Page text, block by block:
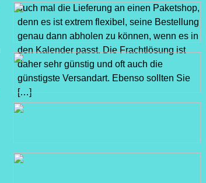
auch mal die Lieferung an einen Paketshop,
denn es ist extrem flexibel, seine Bestellung
genau dann abholen zu können, wenn es in
den Kalender passt. Die Frachtlösung ist
daher sehr günstig und oft auch die
günstigste Versandart. Ebenso sollten Sie
[…]